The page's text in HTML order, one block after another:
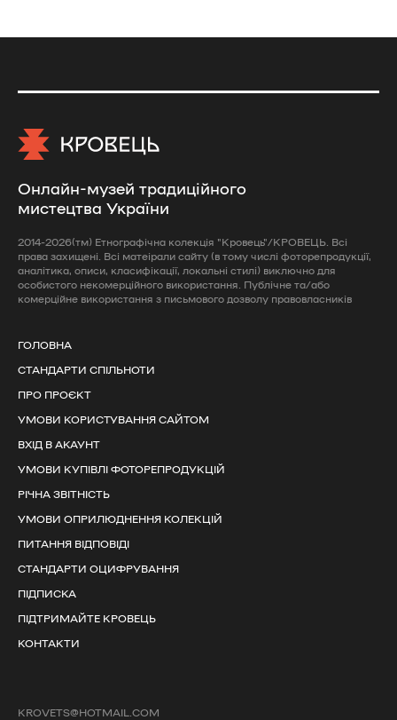
Онлайн-музей традиційного
мистецтва України
2014-2026(тм) Етнографічна колекція "Кровець"/КРОВЕЦЬ. Всі
права захищені. Всі матеірали сайту (в тому числі фоторепродукції,
аналітика, описи, класифікації, локальні стилі) виключно для
особистого некомерційного використання. Публічне та/або
комерційне використання з письмового дозволу правовласників
ГОЛОВНА
СТАНДАРТИ СПІЛЬНОТИ
ПРО ПРОЄКТ
УМОВИ КОРИСТУВАННЯ САЙТОМ
ВХІД В АКАУНТ
УМОВИ КУПІВЛІ ФОТОРЕПРОДУКЦІЙ
РІЧНА ЗВІТНІСТЬ
УМОВИ ОПРИЛЮДНЕННЯ КОЛЕКЦІЙ
ПИТАННЯ ВІДПОВІДІ
СТАНДАРТИ ОЦИФРУВАННЯ
ПІДПИСКА
ПІДТРИМАЙТЕ КРОВЕЦЬ
КОНТАКТИ
KROVETS@HOTMAIL.COM